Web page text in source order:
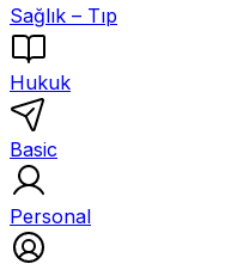
Sağlık – Tıp
Hukuk
Basic
Personal